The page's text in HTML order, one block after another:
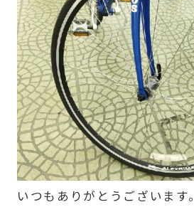
いつもありがとうございます。